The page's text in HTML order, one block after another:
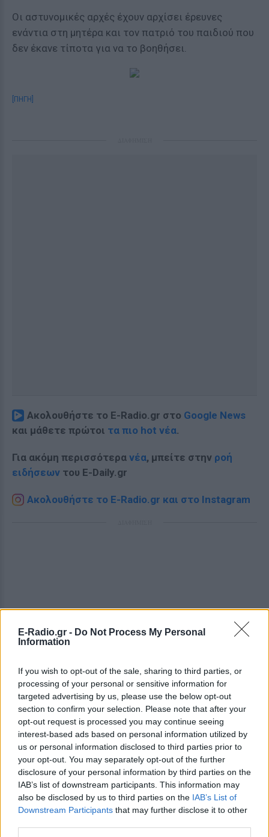
E-Radio.gr - Do Not Process My Personal
Information
If you wish to opt-out of the sale, sharing to third parties, or
processing of your personal or sensitive information for
targeted advertising by us, please use the below opt-out
section to confirm your selection. Please note that after your
opt-out request is processed you may continue seeing
interest-based ads based on personal information utilized by
us or personal information disclosed to third parties prior to
your opt-out. You may separately opt-out of the further
disclosure of your personal information by third parties on the
IAB’s list of downstream participants. This information may
also be disclosed by us to third parties on the IAB’s List of
Downstream Participants that may further disclose it to other
Οι αστυνομικές αρχές έχουν αρχίσει έρευνες
ενάντια στη μητέρα και τον πατριό του παιδιού που
δεν έκανε τίποτα για να το βοηθήσει.
[ΠΗΓΗ]
Ακολουθήστε το E-Radio.gr στο Google News
και μάθετε πρώτοι τα πιο hot νέα.
Για ακόμη περισσότερα νέα, μπείτε στην ροή
ειδήσεων του E-Daily.gr
Ακολουθήστε το E-Radio.gr και στο Instagram
ΔΕΙΤΕ ΕΠΙΣΗΣ